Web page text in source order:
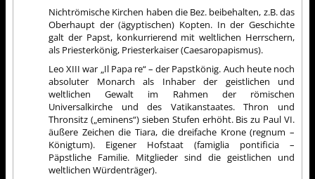
Nichtrömische Kirchen haben die Bez. beibehalten, z.B. das
Oberhaupt der (ägyptischen) Kopten. In der Geschichte
galt der Papst, konkurrierend mit weltlichen Herrschern,
als Priesterkönig, Priesterkaiser (Caesaropapismus).
Leo XIII war „Il Papa re“ – der Papstkönig. Auch heute noch
absoluter Monarch als Inhaber der geistlichen und
weltlichen Gewalt im Rahmen der römischen
Universalkirche und des Vatikanstaates. Thron und
Thronsitz („eminens“) sieben Stufen erhöht. Bis zu Paul VI.
äußere Zeichen die Tiara, die dreifache Krone (regnum –
Königtum). Eigener Hofstaat (famiglia pontificia –
Päpstliche Familie. Mitglieder sind die geistlichen und
weltlichen Würdenträger).